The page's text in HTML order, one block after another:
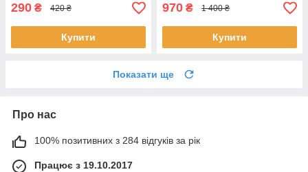
290 ₴ 420 ₴
Купити
970 ₴ 1 400 ₴
Купити
Показати ще
Про нас
100% позитивних з 284 відгуків за рік
Працює з 19.10.2017